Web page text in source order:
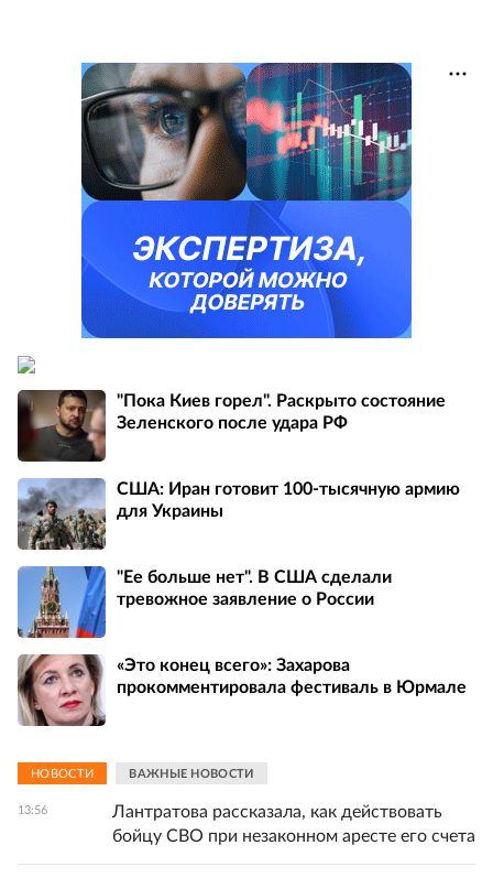
"Пока Киев горел". Раскрыто состояние
Зеленского после удара РФ
США: Иран готовит 100-тысячную армию
для Украины
"Ее больше нет". В США сделали
тревожное заявление о России
«Это конец всего»: Захарова
прокомментировала фестиваль в Юрмале
НОВОСТИ ВАЖНЫЕ НОВОСТИ
13:56
Лантратова рассказала, как действовать
бойцу СВО при незаконном аресте его счета